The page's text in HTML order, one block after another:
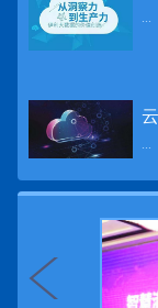
...
...